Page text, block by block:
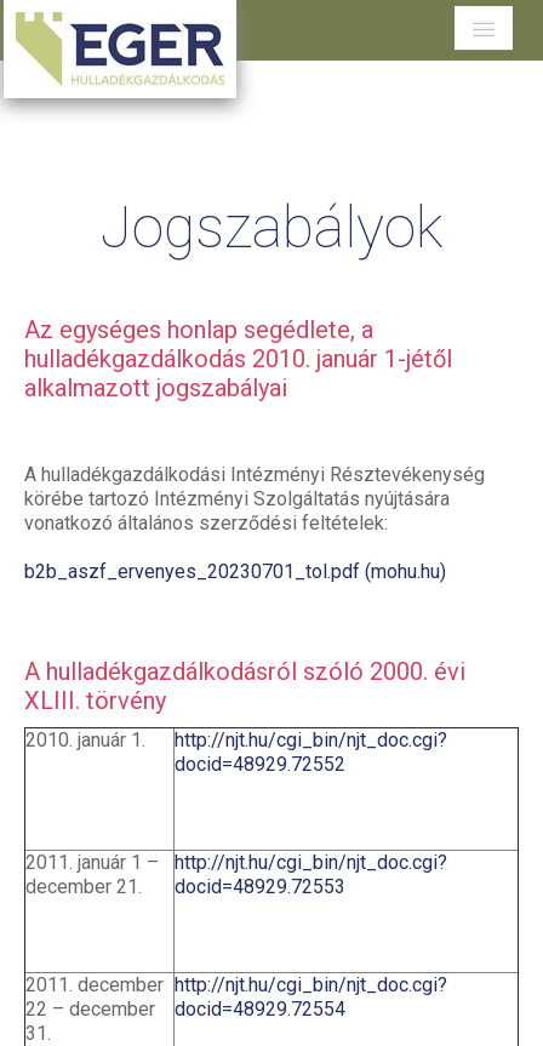
Szolgáltatások területenként
Ügyfélszolgálat
Jogszabályok
Az egységes honlap segédlete, a
hulladékgazdálkodás 2010. január 1-jétől
alkalmazott jogszabályai
A hulladékgazdálkodási Intézményi Résztevékenység
körébe tartozó Intézményi Szolgáltatás nyújtására
vonatkozó általános szerződési feltételek:
b2b_aszf_ervenyes_20230701_tol.pdf (mohu.hu)
A hulladékgazdálkodásról szóló 2000. évi
XLIII. törvény
2010. január 1.
http://njt.hu/cgi_bin/njt_doc.cgi?
docid=48929.72552
2011. január 1 –
december 21.
http://njt.hu/cgi_bin/njt_doc.cgi?
docid=48929.72553
2011. december
22 – december
31.
http://njt.hu/cgi_bin/njt_doc.cgi?
docid=48929.72554